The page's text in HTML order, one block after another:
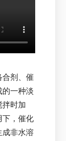
合剂、催
的一种淡
拌时加
下，催化
成非水溶